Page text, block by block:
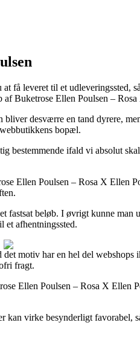
leveret til et udleveringssted,
Buketrose Ellen Poulsen –
desværre en tand dyrere,
bopæl.
ifald vi absolut
Ellen Poulsen – Rosa X Ellen
beløb. I øvrigt kunne
et afhentningssted.
motiv har en hel del
fragt.
Ellen Poulsen – Rosa X Ellen
virke besynderligt